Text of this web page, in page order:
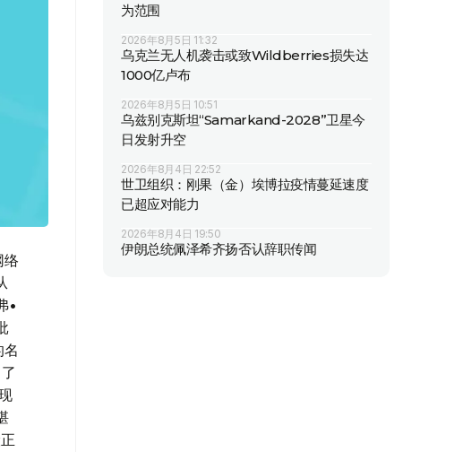
络
•
为范围
2026年8月5日 11:32
乌克兰无人机袭击或致Wildberries损失达
1000亿卢布
2026年8月5日 10:51
乌兹别克斯坦“Samarkand-2028”卫星今
日发射升空
2026年8月4日 22:52
世卫组织：刚果（金）埃博拉疫情蔓延速度
已超应对能力
2026年8月4日 19:50
伊朗总统佩泽希齐扬否认辞职传闻